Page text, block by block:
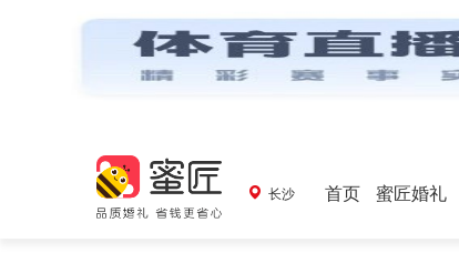
长沙 首页 蜜匠婚礼